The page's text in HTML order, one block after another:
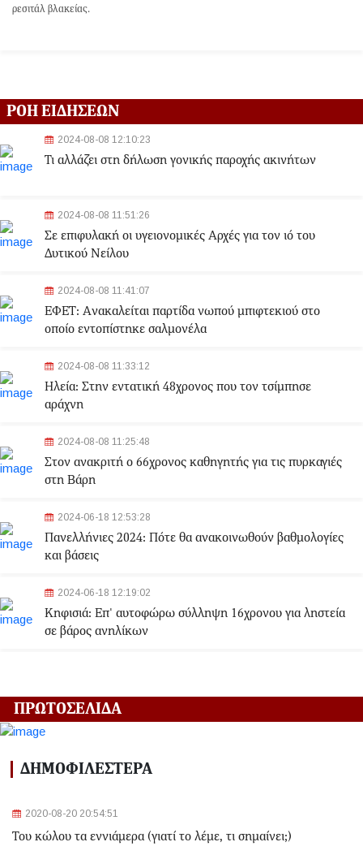
ρεσιτάλ βλακείας.
ΡΟΗ ΕΙΔΗΣΕΩΝ
2024-08-08 12:10:23
Τι αλλάζει στη δήλωση γονικής παροχής ακινήτων
2024-08-08 11:51:26
Σε επιφυλακή οι υγειονομικές Αρχές για τον ιό του
Δυτικού Νείλου
2024-08-08 11:41:07
ΕΦΕΤ: Aνακαλείται παρτίδα νωπού μπιφτεκιού στο
οποίο εντοπίστηκε σαλμονέλα
2024-08-08 11:33:12
Ηλεία: Στην εντατική 48χρονος που τον τσίμπησε
αράχνη
2024-08-08 11:25:48
Στον ανακριτή ο 66χρονος καθηγητής για τις πυρκαγιές
στη Βάρη
2024-06-18 12:53:28
Πανελλήνιες 2024: Πότε θα ανακοινωθούν βαθμολογίες
και βάσεις
2024-06-18 12:19:02
Κηφισιά: Eπ' αυτοφώρω σύλληψη 16χρονου για ληστεία
σε βάρος ανηλίκων
Αλλαγές στα δρομολόγια του Μετρό και του Τραμ λόγω
2024-03-22 11:07:47
Ομόνοια: Ριφιφί σε κοσμηματοπωλείο - Άρπαξαν
ΠΡΩΤΟΣΕΛΙΔΑ
ΔΗΜΟΦΙΛΕΣΤΕΡΑ
2020-08-20 20:54:51
Του κώλου τα εννιάμερα (γιατί το λέμε, τι σημαίνει;)